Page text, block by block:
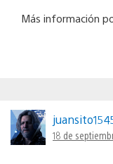
Más información
18 de